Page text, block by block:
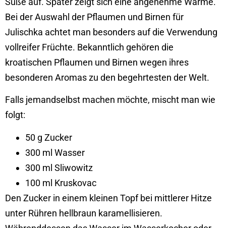
Bei der Auswahl der Pflaumen und Birnen für
Julischka achtet man besonders auf die Verwendung
vollreifer Früchte. Bekanntlich gehören die
kroatischen Pflaumen und Birnen wegen ihres
besonderen Aromas zu den begehrtesten der Welt.
Falls jemandselbst machen möchte, mischt man wie
folgt:
50 g Zucker
300 ml Wasser
300 ml Sliwowitz
100 ml Kruskovac
Den Zucker in einem kleinen Topf bei mittlerer Hitze
unter Rühren hellbraun karamellisieren.